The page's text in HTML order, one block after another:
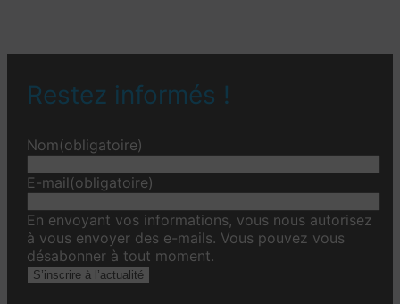
Restez informés !
Nom(obligatoire)
E-mail(obligatoire)
En envoyant vos informations, vous nous autorisez
à vous envoyer des e-mails. Vous pouvez vous
désabonner à tout moment.
S’inscrire à l’actualité